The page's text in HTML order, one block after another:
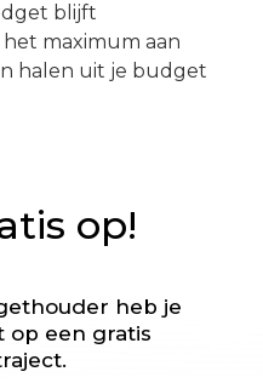
blijft
maximum aan
halen uit je budget
op!
heb je
op een gratis